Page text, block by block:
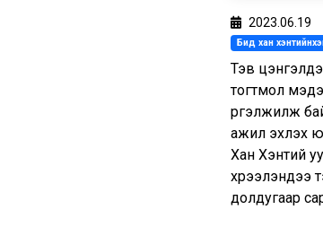
2023.06.19
Бид хан
Тэв
тогтмол
үргэлжилж
ажил эхлэх
Хан Хэнтий
хүрээлэндээ
долдугаар